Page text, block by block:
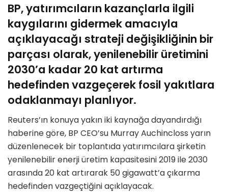
BP, yatırımcıların kazançlarla ilgili
kaygılarını gidermek amacıyla
açıklayacağı strateji değişikliğinin bir
parçası olarak, yenilenebilir üretimini
2030’a kadar 20 kat artırma
hedefinden vazgeçerek fosil yakıtlara
odaklanmayı planlıyor.
Reuters’ın konuya yakın iki kaynağa dayandırdığı
haberine göre, BP CEO’su Murray Auchincloss yarın
düzenlenecek bir toplantıda yatırımcılara şirketin
yenilenebilir enerji üretim kapasitesini 2019 ile 2030
arasında 20 kat artırarak 50 gigawatt’a çıkarma
hedefinden vazgeçtiğini açıklayacak.